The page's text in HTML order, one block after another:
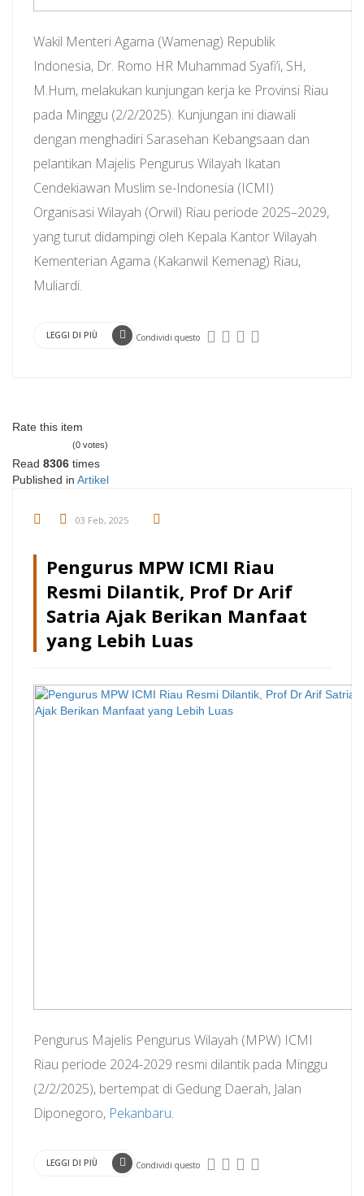
Wakil Menteri Agama (Wamenag) Republik
Indonesia, Dr. Romo HR Muhammad Syafi’i, SH,
M.Hum, melakukan kunjungan kerja ke Provinsi Riau
pada Minggu (2/2/2025). Kunjungan ini diawali
dengan menghadiri Sarasehan Kebangsaan dan
pelantikan Majelis Pengurus Wilayah Ikatan
Cendekiawan Muslim se-Indonesia (ICMI)
Organisasi Wilayah (Orwil) Riau periode 2025–2029,
yang turut didampingi oleh Kepala Kantor Wilayah
Kementerian Agama (Kakanwil Kemenag) Riau,
Muliardi.
LEGGI DI PIÙ Condividi questo
Rate this item
(0 votes)
Read 8306 times
Published in Artikel
03 Feb, 2025
Pengurus MPW ICMI Riau
Resmi Dilantik, Prof Dr Arif
Satria Ajak Berikan Manfaat
yang Lebih Luas
Pengurus Majelis Pengurus Wilayah (MPW) ICMI
Riau periode 2024-2029 resmi dilantik pada Minggu
(2/2/2025), bertempat di Gedung Daerah, Jalan
Diponegoro, Pekanbaru.
LEGGI DI PIÙ Condividi questo